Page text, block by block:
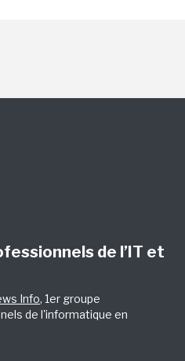
de l’IT et
Info, 1er groupe
de l'informatique en